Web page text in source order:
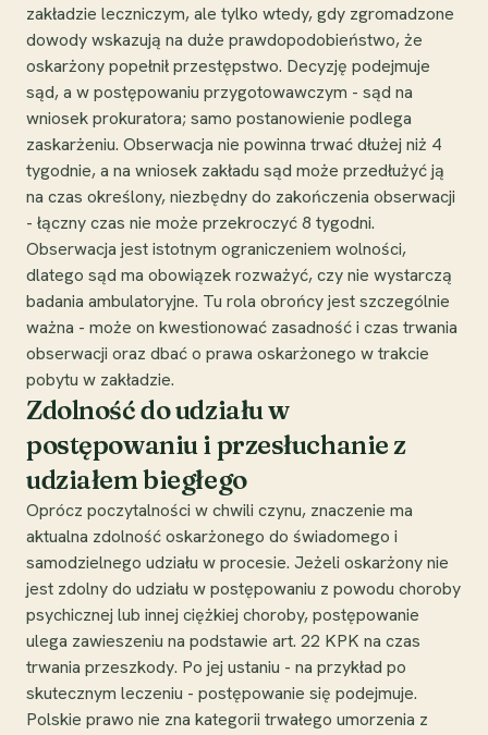
zakładzie leczniczym, ale tylko wtedy, gdy zgromadzone
dowody wskazują na duże prawdopodobieństwo, że
oskarżony popełnił przestępstwo. Decyzję podejmuje
sąd, a w postępowaniu przygotowawczym - sąd na
wniosek prokuratora; samo postanowienie podlega
zaskarżeniu. Obserwacja nie powinna trwać dłużej niż 4
tygodnie, a na wniosek zakładu sąd może przedłużyć ją
na czas określony, niezbędny do zakończenia obserwacji
- łączny czas nie może przekroczyć 8 tygodni.
Obserwacja jest istotnym ograniczeniem wolności,
dlatego sąd ma obowiązek rozważyć, czy nie wystarczą
badania ambulatoryjne. Tu rola obrońcy jest szczególnie
ważna - może on kwestionować zasadność i czas trwania
obserwacji oraz dbać o prawa oskarżonego w trakcie
pobytu w zakładzie.
Zdolność do udziału w
postępowaniu i przesłuchanie z
udziałem biegłego
Oprócz poczytalności w chwili czynu, znaczenie ma
aktualna zdolność oskarżonego do świadomego i
samodzielnego udziału w procesie. Jeżeli oskarżony nie
jest zdolny do udziału w postępowaniu z powodu choroby
psychicznej lub innej ciężkiej choroby, postępowanie
ulega zawieszeniu na podstawie art. 22 KPK na czas
trwania przeszkody. Po jej ustaniu - na przykład po
skutecznym leczeniu - postępowanie się podejmuje.
Polskie prawo nie zna kategorii trwałego umorzenia z